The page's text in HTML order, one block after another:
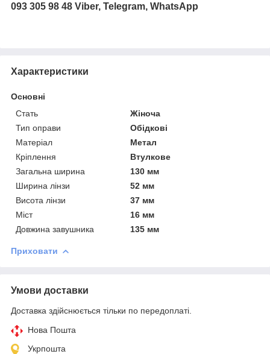
093 305 98 48 Viber, Telegram, WhatsApp
Характеристики
Основні
Стать
Жіноча
Тип оправи
Обідкові
Матеріал
Метал
Кріплення
Втулкове
Загальна ширина
130 мм
Ширина лінзи
52 мм
Висота лінзи
37 мм
Міст
16 мм
Довжина завушника
135 мм
Приховати
Умови доставки
Доставка здійснюється тільки по передоплаті.
Нова Пошта
Укрпошта